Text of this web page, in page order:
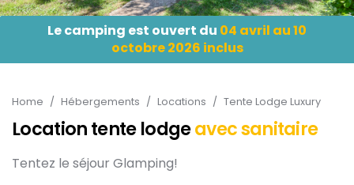
Le camping est ouvert du 04 avril au 10
octobre 2026 inclus
Home / Hébergements / Locations / Tente Lodge Luxury
Location tente lodgeavec sanitaire
Tentez le séjour Glamping!